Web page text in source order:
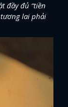
đầy đủ “tiền
tương lai phải